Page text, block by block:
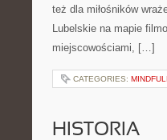
też dla miłośników
Lubelskie na mapie
miejscowościami, […]
CATEGORIES:
HISTORIA